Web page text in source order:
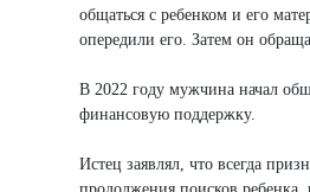
общаться с ребенком и его
опередили его. Затем он
В 2022 году мужчина начал
финансовую поддержку.
Истец заявлял, что всегда